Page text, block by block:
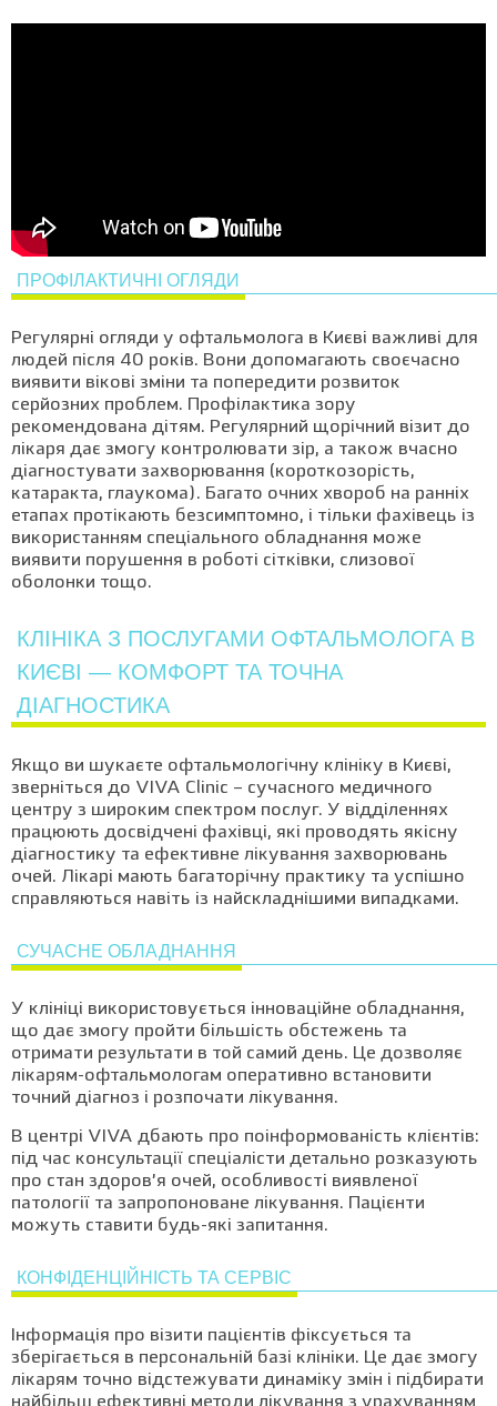
ПРОФІЛАКТИЧНІ ОГЛЯДИ
Регулярні огляди у офтальмолога в Києві важливі для
людей після 40 років. Вони допомагають своєчасно
виявити вікові зміни та попередити розвиток
серйозних проблем. Профілактика зору
рекомендована дітям. Регулярний щорічний візит до
лікаря дає змогу контролювати зір, а також вчасно
діагностувати захворювання (короткозорість,
катаракта, глаукома). Багато очних хвороб на ранніх
етапах протікають безсимптомно, і тільки фахівець із
використанням спеціального обладнання може
виявити порушення в роботі сітківки, слизової
оболонки тощо.
КЛІНІКА З ПОСЛУГАМИ ОФТАЛЬМОЛОГА В
КИЄВІ — КОМФОРТ ТА ТОЧНА
ДІАГНОСТИКА
Якщо ви шукаєте офтальмологічну клініку в Києві,
зверніться до VIVA Clinic – сучасного медичного
центру з широким спектром послуг. У відділеннях
працюють досвідчені фахівці, які проводять якісну
діагностику та ефективне лікування захворювань
очей. Лікарі мають багаторічну практику та успішно
справляються навіть із найскладнішими випадками.
СУЧАСНЕ ОБЛАДНАННЯ
У клініці використовується інноваційне обладнання,
що дає змогу пройти більшість обстежень та
отримати результати в той самий день. Це дозволяє
лікарям-офтальмологам оперативно встановити
точний діагноз і розпочати лікування.
В центрі VIVA дбають про поінформованість клієнтів:
під час консультації спеціалісти детально розказують
про стан здоров’я очей, особливості виявленої
патології та запропоноване лікування. Пацієнти
можуть ставити будь-які запитання.
КОНФІДЕНЦІЙНІСТЬ ТА СЕРВІС
Інформація про візити пацієнтів фіксується та
зберігається в персональній базі клініки. Це дає змогу
лікарям точно відстежувати динаміку змін і підбирати